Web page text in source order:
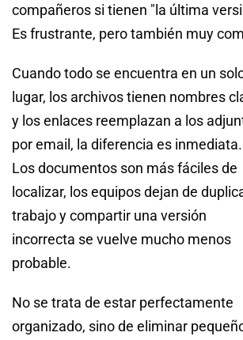
compañeros si tienen "la última
Es frustrante, pero también muy
Cuando todo se encuentra en un
lugar, los archivos tienen nombres
y los enlaces reemplazan a los
por email, la diferencia es inmediata.
Los documentos son más fáciles de
localizar, los equipos dejan de
trabajo y compartir una versión
incorrecta se vuelve mucho menos
probable.
No se trata de estar perfectamente
organizado, sino de eliminar